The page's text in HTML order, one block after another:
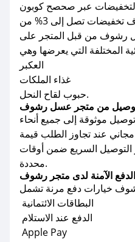
كما يقدم لك متجر عسل رشوف تخفيضات تصل إلى 3% من
رشوف من قبل المتجر على
العكبر
غذاء الملكات
حبوب لقاح النحل.
من متجر عسل رشوف
موثوقة إلى جميع أنحاء
عند تجاوز الطلب قيمة
التوصيل السريع ضمن أوقات
محددة.
الآمنة لدى متجر رشوف
البطاقات الائتمانية
الدفع عند الاستلام
Apple Pay